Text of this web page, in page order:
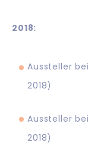
2018:
Aussteller
2018)
Aussteller
2018)